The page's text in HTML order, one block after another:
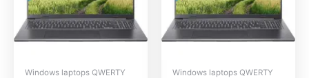
Windows laptops QWERTY Windows laptops QWERTY